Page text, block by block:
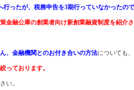
行ったが、税務申告を3期行っていなかったの
策金融公庫の創業者向け新創業融資制度を紹介
、金融機関とのお付き合いの方法についても、
っております。
い。